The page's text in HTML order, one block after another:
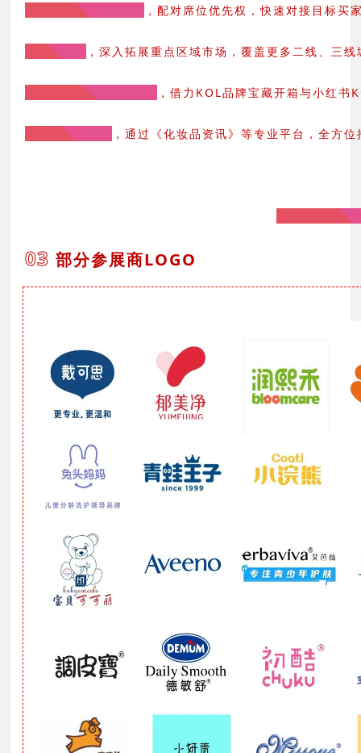
· 100+主题配对活动 ，配对席位优先权，快速对接目标买
· 全国巡展 ，深入拓展重点区域市场，覆盖更多二线、三
· 5,000+红人资源赋能 ，借力KOL品牌宝藏开箱与小红书
· 行业媒体传播 ，通过《化妆品资讯》等专业平台，全方
更多服务赋能
03 部分参展商LOGO